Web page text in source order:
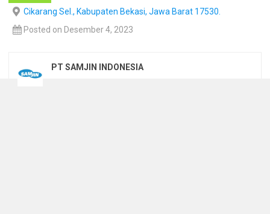
Cikarang Sel., Kabupaten Bekasi, Jawa Barat 17530.
Posted on Desember 4, 2023
PT SAMJIN INDONESIA